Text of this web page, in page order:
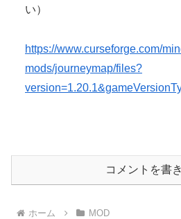
い）
https://www.curseforge.com/
mods/journeymap/files?
コメントを書
ホーム MOD